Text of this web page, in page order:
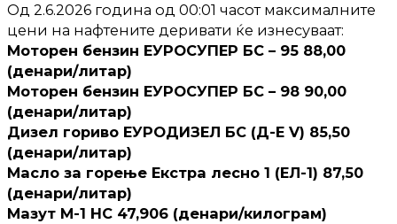
Од 2.6.2026 година од 00:01 часот максималните
цени на нафтените деривати ќе изнесуваат:
Моторен бензин ЕУРОСУПЕР БС – 95 88,00
(денари/литар)
Моторен бензин ЕУРОСУПЕР БС – 98 90,00
(денари/литар)
Дизел гориво ЕУРОДИЗЕЛ БС (Д-Е V) 85,50
(денари/литар)
Масло за горење Екстра лесно 1 (ЕЛ-1) 87,50
(денари/литар)
Мазут М-1 НС 47,906 (денари/килограм)